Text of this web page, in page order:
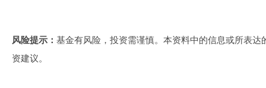
风险提示： 基金有风险，投资需谨慎。本资料中的信息或所表
资建议。